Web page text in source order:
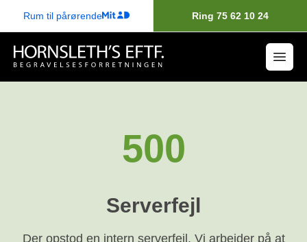
Rum til pårørende Ring 75 62 10 24
500
Serverfejl
Der opstod en intern serverfejl. Vi arbejder på at